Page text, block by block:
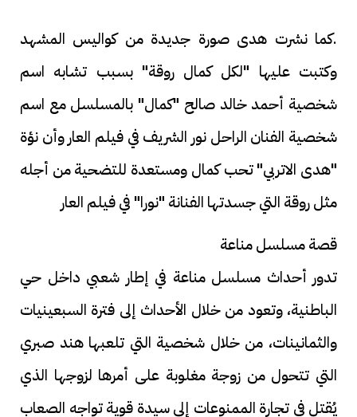
.كما نشرت هدى صورة جديدة من كواليس المشهد
وكتبت عليها "لكل كمال روقة" بسبب تشابه اسم
شخصية أحمد خالد صالح "كمال" بالمسلسل مع اسم
شخصية الفنان الراحل نور الشريف في فيلم العار وأن نؤة
"هدى الاتربي" تحب كمال ومستعدة للتضحية من أجله
مثل روقة التي جسدتها الفنانة "نورا" في فيلم العار
قصة مسلسل مناعة
تدور أحداث مسلسل مناعة في إطار شعبي داخل حي
الباطنية، وتعود من خلال الأحداث إلى فترة السبعينيات
والثمانينات، من خلال شخصية التي تلعبها هند صبري
التي تتحول من زوجة مغلوبة على أمرها لزوجها الذي
يُقتل في تجارة الممنوعات إلى سيدة قوية تواجه الصعاب